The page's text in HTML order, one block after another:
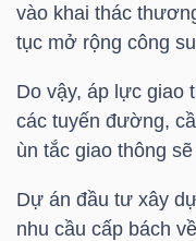
vào khai thác
tục mở rộng công
Do vậy, áp lực giao
các tuyến đường,
ùn tắc giao thông
Dự án đầu tư xây
nhu cầu cấp bách
NGUYÊN
LIỆU
CÔNG